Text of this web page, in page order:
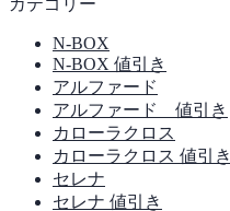
N-BOX
N-BOX 値引き
アルファード
アルファード 値引き
カローラクロス
カローラクロス 値引き
セレナ
セレナ 値引き